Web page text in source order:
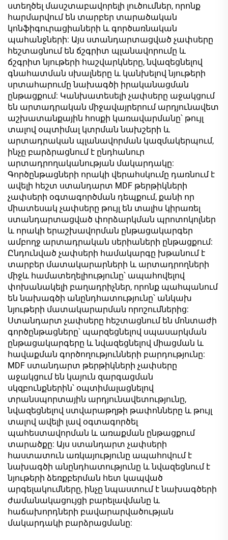
ստեղծել մասշտաբավորելի լուծումներ, որոնք
հարմարվում են տարբեր տարածական
կոնֆիգուրացիաների և գործառնական
պահանջների: Այս ստանդարտացված չափսերը
հեշտացնում են ճշգրիտ պլանավորումը և
ճշգրիտ նյութերի հաշվարկները, նվազեցնելով
գնահատման սխալները և կանխելով նյութերի
սրտահարումը նախագծի իրականացման
ընթացքում: Կանխատեսելի չափսերը աջակցում
են արտադրական միջավայրերում արդյունավետ
աշխատանքային հոսքի կառավարմանը՝ թույլ
տալով օպտիմալ կտրման նախշերի և
արտադրական պլանավորման կազմակերպում,
ինչը բարձրացնում է ընդհանուր
արտադրողականության մակարդակը:
Գործընթացների որակի վերահսկումը դառնում է
ավելի հեշտ ստանդարտ MDF թերթիկների
չափսերի օգտագործման դեպքում, քանի որ
միատեսակ չափսերը թույլ են տալիս կիրառել
ստանդարտացված փորձարկման պրոտոկոլներ
և որակի երաշխավորման ընթացակարգեր
ամբողջ արտադրական սերիաների ընթացքում:
Ընդունված չափսերի համակարգը խթանում է
տարբեր մատակարարների և արտադրողների
միջև համատեղելիությունը՝ ապահովելով
փոխանակելի բաղադրիչներ, որոնք պահպանում
են նախագծի անընդհատությունը՝ անկախ
նյութերի մատակարարման որոշումներից:
Ստանդարտ չափսերը հեշտացնում են մոնտաժի
գործընթացները՝ պարզեցնելով սպասարկման
ընթացակարգերը և նվազեցնելով միացման և
հավաքման գործողությունների բարդությունը:
MDF ստանդարտ թերթիկների չափսերը
աջակցում են կայուն զարգացման
սկզբունքներին՝ օպտիմալացնելով
տրանսպորտային արդյունավետությունը,
նվազեցնելով ստվարաթղթի թափոնները և թույլ
տալով ավելի լավ օգտագործել
պահեստավորման և առաքման ընթացքում
տարածքը: Այս ստանդարտ չափսերի
հաստատուն առկայությունը ապահովում է
նախագծի անընդհատությունը և նվազեցնում է
նյութերի ձեռքբերման հետ կապված
արգելակումները, ինչը նպաստում է նախագծերի
ժամանակացույցի բարելավմանը և
հաճախորդների բավարարվածության
մակարդակի բարձրացմանը: